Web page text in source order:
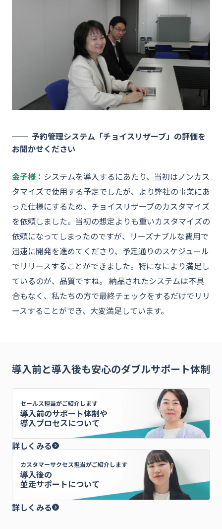
予約管理システム「チョイスリザーブ」の評価を
お聞かせください
金子様： システムを導入するにあたり、当初はノンカス
タマイズで使用する予定でしたが、より弊社の事業にあ
った仕様にするため、チョイスリザーブのカスタマイズ
を依頼しました。当初の想定よりも重いカスタマイズの
依頼になってしまったのですが、リーズナブルな費用で
迅速に開発を進めてくださり、予定通りのスケジュール
でリリースすることができました。特になにより満足し
ているのが、品質ですね。 納品されたシステムは不具
合もなく、私たちの方で最終チェックをするだけでリリ
ースすることができ、大変満足しています。
導入前と導入後も安心のダブルサポート体制
セールス担当がご紹介します
導入前のサポート体制や
導入プロセスについて
詳しくみる
カスタマーサクセス担当がご紹介します
導入後の
並走サポートについて
詳しくみる